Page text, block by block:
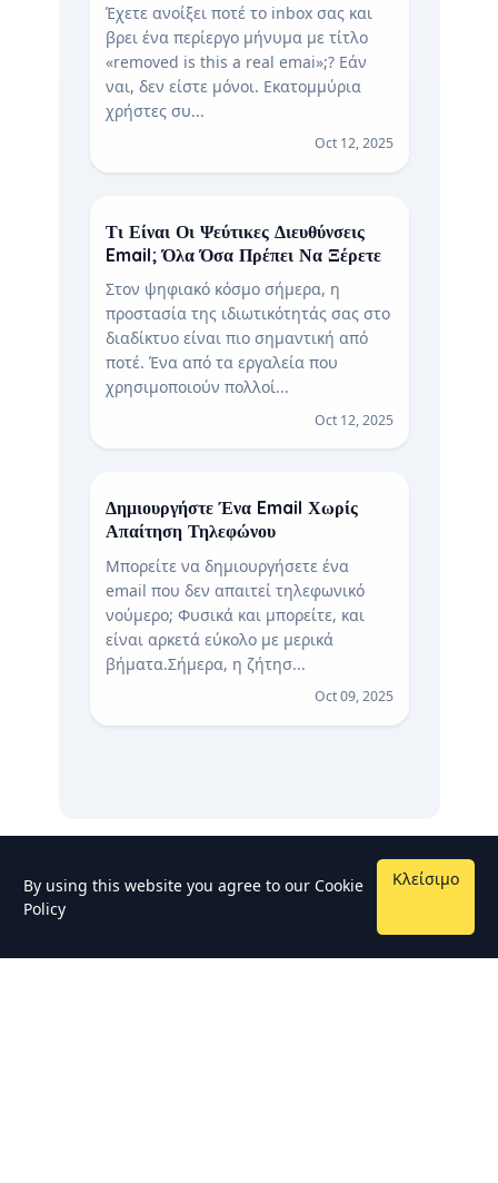
Έχετε ανοίξει ποτέ το inbox σας και
βρει ένα περίεργο μήνυμα με τίτλο
«removed is this a real emai»;? Εάν
ναι, δεν είστε μόνοι. Εκατομμύρια
χρήστες συ...
Oct 12, 2025
Τι Είναι Οι Ψεύτικες Διευθύνσεις
Email; Όλα Όσα Πρέπει Να Ξέρετε
Στον ψηφιακό κόσμο σήμερα, η
προστασία της ιδιωτικότητάς σας στο
διαδίκτυο είναι πιο σημαντική από
ποτέ. Ένα από τα εργαλεία που
χρησιμοποιούν πολλοί...
Oct 12, 2025
Δημιουργήστε Ένα Email Χωρίς
Απαίτηση Τηλεφώνου
Μπορείτε να δημιουργήσετε ένα
email που δεν απαιτεί τηλεφωνικό
νούμερο; Φυσικά και μπορείτε, και
είναι αρκετά εύκολο με μερικά
βήματα. Σήμερα, η ζήτησ...
Oct 09, 2025
By using this website you agree to our Cookie
Policy
Κλείσιμο